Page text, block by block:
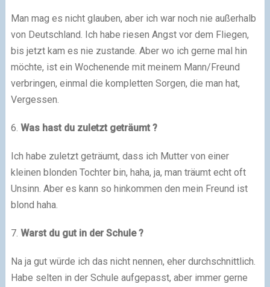
Man mag es nicht glauben, aber ich war noch nie außerhalb
von Deutschland. Ich habe riesen Angst vor dem Fliegen,
bis jetzt kam es nie zustande. Aber wo ich gerne mal hin
möchte, ist ein Wochenende mit meinem Mann/Freund
verbringen, einmal die kompletten Sorgen, die man hat,
Vergessen.
6. Was hast du zuletzt geträumt ?
Ich habe zuletzt geträumt, dass ich Mutter von einer
kleinen blonden Tochter bin, haha, ja, man träumt echt oft
Unsinn. Aber es kann so hinkommen den mein Freund ist
blond haha.
7. Warst du gut in der Schule ?
Na ja gut würde ich das nicht nennen, eher durchschnittlich.
Habe selten in der Schule aufgepasst, aber immer gerne